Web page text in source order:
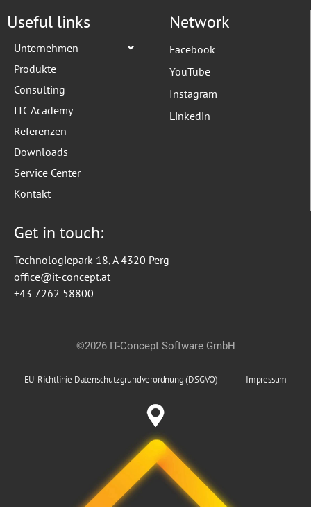
Useful links
Unternehmen
Produkte
Consulting
ITC Academy
Referenzen
Downloads
Service Center
Kontakt
Network
Facebook
YouTube
Instagram
Linkedin
Get in touch:
Technologiepark 18, A 4320 Perg
office@it-concept.at
+43 7262 58800
©2026 IT-Concept Software GmbH
EU-Richtlinie Datenschutzgrundverordnung (DSGVO) Impressum